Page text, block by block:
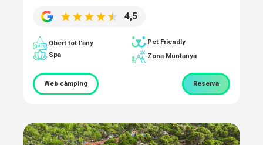
4,5
Obert tot l'any
Pet Friendly
Spa
Zona Muntanya
Web càmping Reserva